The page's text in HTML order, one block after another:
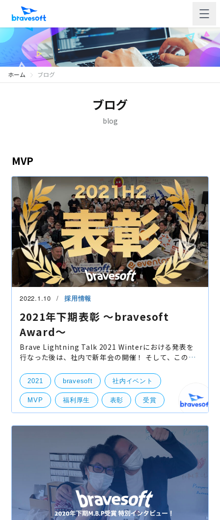
ホーム ブログ
ブログ
blog
MVP
2022.1.10 採用情報
2021年下期表彰 〜bravesoft
Award〜
Brave Lightning Talk 2021 Winterにおける発表を
行なった後は、社内で新年会の開催！ そして、この新
年会の乾杯の挨拶は古岡部長！ 乾杯を行い、普
2021 bravesoft 社内イベント
MVP 福利厚生 表彰 受賞